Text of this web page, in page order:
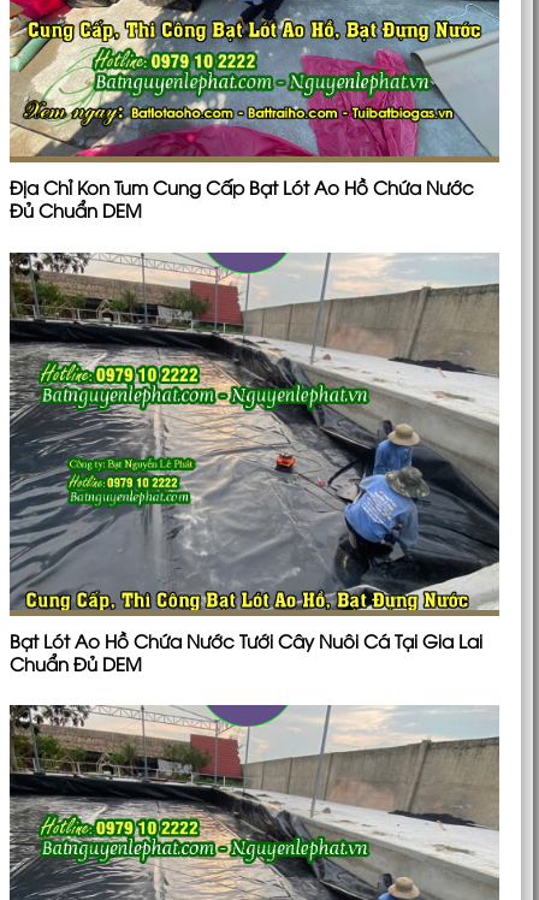
Địa Chỉ Kon Tum Cung Cấp Bạt Lót Ao Hồ Chứa Nước
Đủ Chuẩn DEM
Bạt Lót Ao Hồ Chứa Nước Tưới Cây Nuôi Cá Tại Gia Lai
Chuẩn Đủ DEM